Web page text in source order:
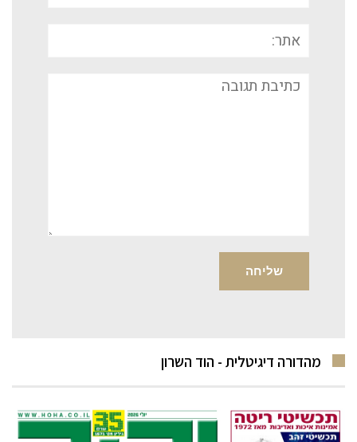
תגובה
מהדורה דיגיטלית - הוד השרון